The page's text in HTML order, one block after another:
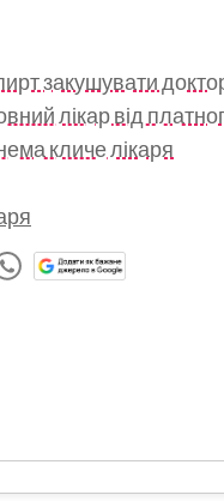
закушувати
лікар від
кличе лікаря